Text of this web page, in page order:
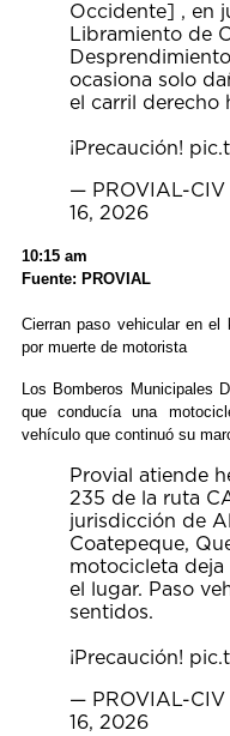
Occidente] , en
Libramiento de
ocasiona solo
el carril derecho
¡Precaución!
— PROVIAL-CIV
16, 2026
10:15 am
Fuente: PROVIAL
Cierran paso vehicular en
por muerte de motorista
Los Bomberos Municipales
que conducía una
vehículo que continuó su
Provial atiende
235 de la ruta
jurisdicción de
Coatepeque,
motocicleta deja
el lugar. Paso
sentidos.
¡Precaución!
— PROVIAL-CIV
16, 2026